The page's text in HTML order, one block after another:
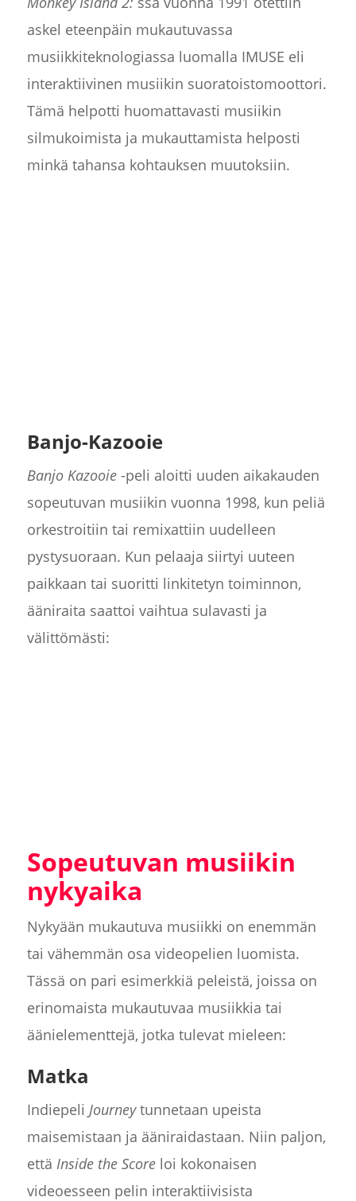
askel eteenpäin mukautuvassa
musiikkiteknologiassa luomalla IMUSE eli
interaktiivinen musiikin suoratoistomoottori.
Tämä helpotti huomattavasti musiikin
silmukoimista ja mukauttamista helposti
minkä tahansa kohtauksen muutoksiin.
Banjo-Kazooie
Banjo Kazooie-peli aloitti uuden aikakauden
sopeutuvan musiikin vuonna 1998, kun peliä
orkestroitiin tai remixattiin uudelleen
pystysuoraan. Kun pelaaja siirtyi uuteen
paikkaan tai suoritti linkitetyn toiminnon,
ääniraita saattoi vaihtua sulavasti ja
välittömästi:
Sopeutuvan musiikin
nykyaika
Nykyään mukautuva musiikki on enemmän
tai vähemmän osa videopelien luomista.
Tässä on pari esimerkkiä peleistä, joissa on
erinomaista mukautuvaa musiikkia tai
äänielementtejä, jotka tulevat mieleen:
Matka
Indiepeli Journeytunnetaan upeista
maisemistaan ja ääniraidastaan. Niin paljon,
että Inside the Scoreloi kokonaisen
videoesseen pelin interaktiivisista